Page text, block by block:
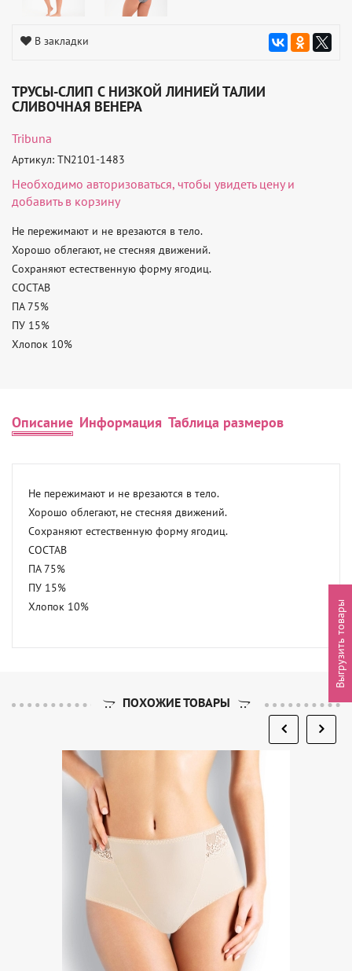
В закладки
ТРУСЫ-СЛИП С НИЗКОЙ ЛИНИЕЙ ТАЛИИ
СЛИВОЧНАЯ ВЕНЕРА
Tribuna
Артикул: TN2101-1483
Необходимо авторизоваться, чтобы увидеть цену и
добавить в корзину
Не пережимают и не врезаются в тело.
Хорошо облегают, не стесняя движений.
Сохраняют естественную форму ягодиц.
СОСТАВ
ПА 75%
ПУ 15%
Хлопок 10%
Описание Информация Таблица размеров
Не пережимают и не врезаются в тело.
Хорошо облегают, не стесняя движений.
Сохраняют естественную форму ягодиц.
СОСТАВ
ПА 75%
ПУ 15%
Хлопок 10%
ПОХОЖИЕ ТОВАРЫ
Выгрузить товары